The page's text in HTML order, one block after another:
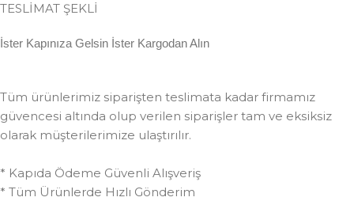
TESLİMAT ŞEKLİ
İster Kapınıza Gelsin İster Kargodan Alın
Tüm ürünlerimiz siparişten teslimata kadar firmamız
güvencesi altında olup verilen siparişler tam ve eksiksiz
olarak müşterilerimize ulaştırılır.
* Kapıda Ödeme Güvenli Alışveriş
* Tüm Ürünlerde Hızlı Gönderim